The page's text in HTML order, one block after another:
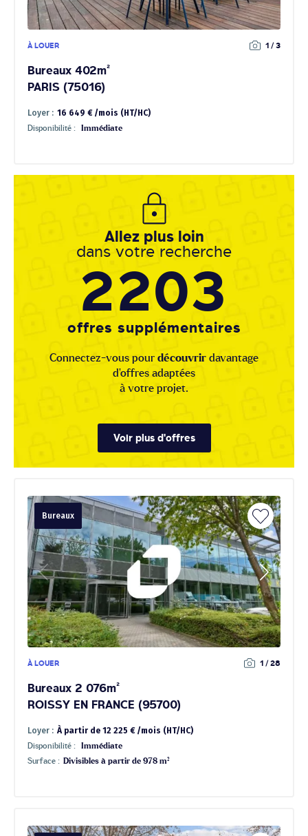
À LOUER 1 / 3
Bureaux 402m²
PARIS (75016)
Loyer : 16 649 € /mois (HT/HC)
Disponibilité : Immédiate
Allez plus loin
dans votre recherche
2203
offres supplémentaires
Connectez-vous pour découvrir davantage
d'offres adaptées
à votre projet.
Voir plus d'offres
Bureaux
À LOUER 1 / 28
Bureaux 2 076m²
ROISSY EN FRANCE (95700)
Loyer : À partir de 12 225 € /mois (HT/HC)
Disponibilité :
Immédiate
Surface : Divisibles à partir de 978 m²